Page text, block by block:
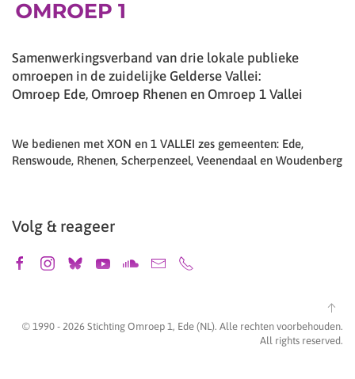
Samenwerkingsverband van drie lokale publieke
omroepen in de zuidelijke Gelderse Vallei:
Omroep Ede, Omroep Rhenen en Omroep 1 Vallei
We bedienen met XON en 1 VALLEI zes gemeenten: Ede,
Renswoude, Rhenen, Scherpenzeel, Veenendaal en Woudenberg
Volg & reageer
© 1990 - 2026 Stichting Omroep 1, Ede (NL). Alle rechten voorbehouden.
All rights reserved.